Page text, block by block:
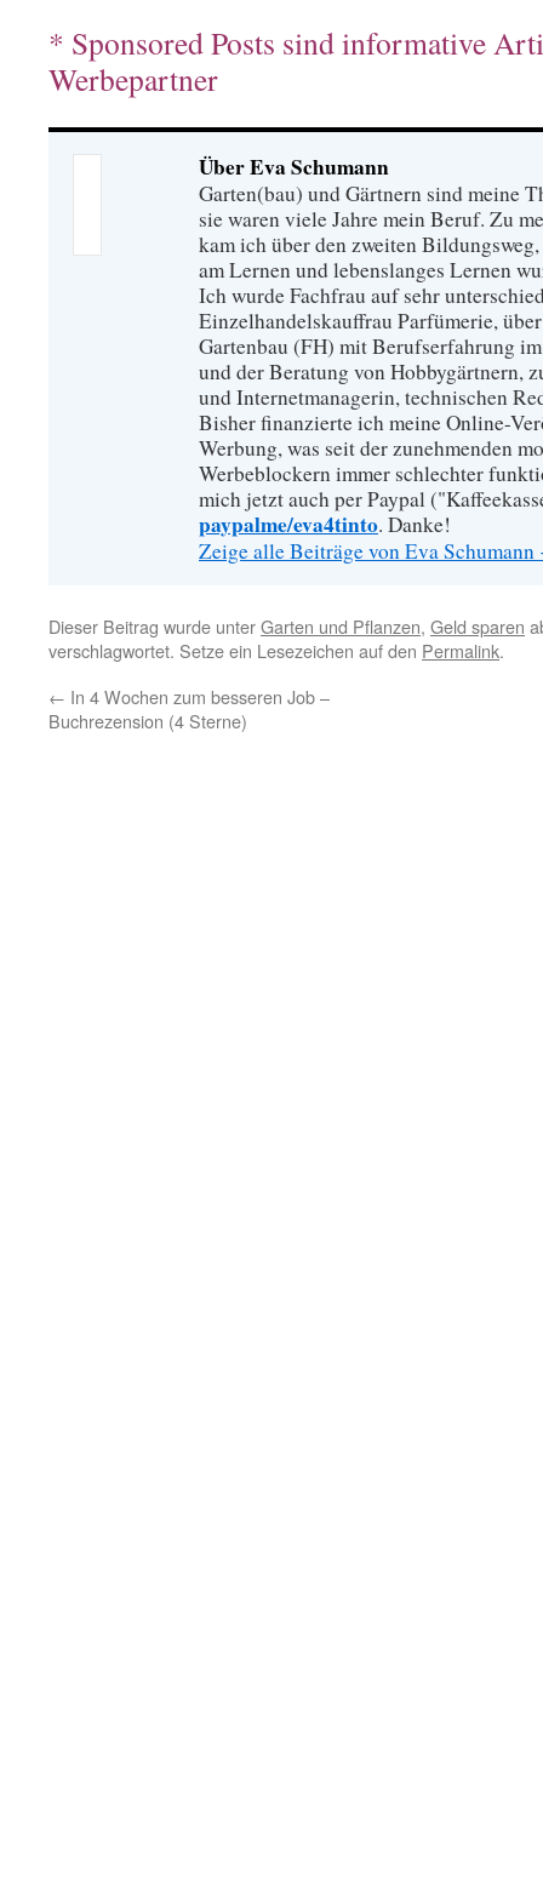
* Sponsored Posts sind informative
Werbepartner
Über Eva Schumann
Garten(bau) und Gärtnern sind meine
sie waren viele Jahre mein Beruf. Zu
kam ich über den zweiten
am Lernen und lebenslanges Lernen
Ich wurde Fachfrau auf sehr
Einzelhandelskauffrau Parfümerie,
Gartenbau (FH) mit Berufserfahrung
und der Beratung von Hobbygärtnern,
und Internetmanagerin, technischen
Bisher finanzierte ich meine Online-
Werbung, was seit der zunehmenden
Werbeblockern immer schlechter
mich jetzt auch per Paypal
paypalme/eva4tinto. Danke!
Zeige alle Beiträge von Eva Schumann
Dieser Beitrag wurde unterGarten und Pflanzen, Geld sparen
verschlagwortet. Setze ein Lesezeichen auf den Permalink.
← In 4 Wochen zum besseren Job –
Buchrezension (4 Sterne)